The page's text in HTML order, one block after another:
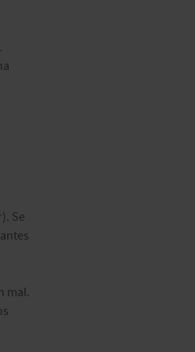
Se
mal.